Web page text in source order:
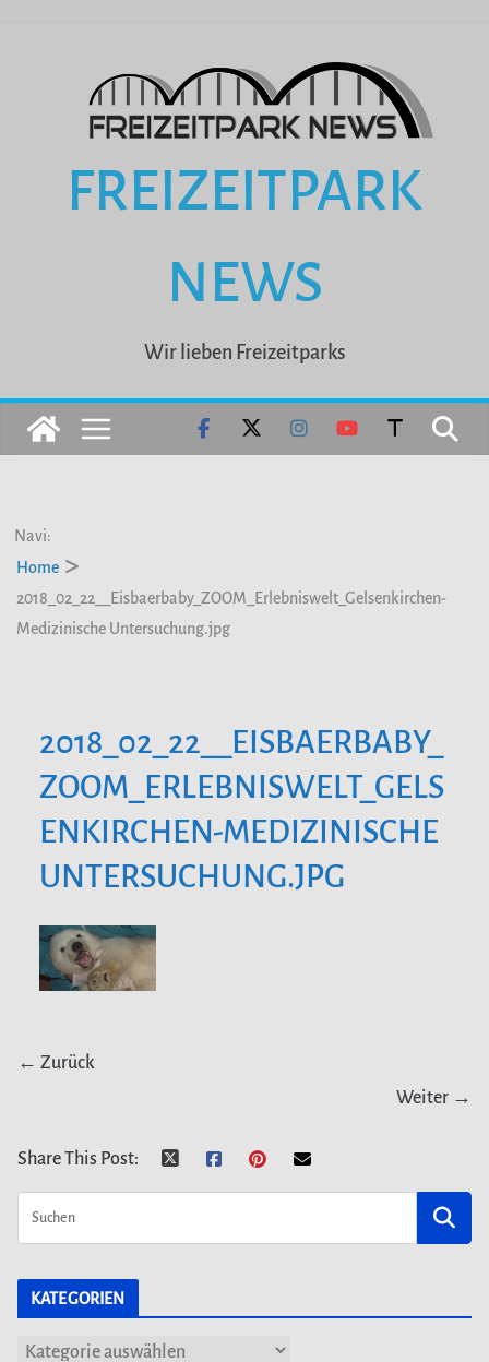
FREIZEITPARK
NEWS
Wir lieben Freizeitparks
Navi:
Home
2018_02_22__Eisbaerbaby_ZOOM_Erlebniswelt_Gelsenkirchen-
Medizinische Untersuchung.jpg
2018_02_22__EISBAERBABY_
ZOOM_ERLEBNISWELT_GELS
ENKIRCHEN-MEDIZINISCHE
UNTERSUCHUNG.JPG
← Zurück
Weiter →
Share This Post:
KATEGORIEN
K